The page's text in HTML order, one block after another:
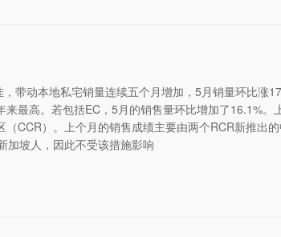
带动本地私宅销量连续五个月增加，5月销量环比涨
最高。若包括EC，5月的销售量环比增加了16.1%。
CCR）。上个月的销售成绩主要由两个RCR新推出
加坡人，因此不受该措施影响